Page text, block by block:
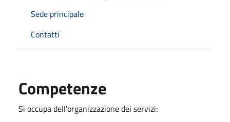
Sede principale
Contatti
Competenze
Si occupa dell'organizzazione dei servizi: